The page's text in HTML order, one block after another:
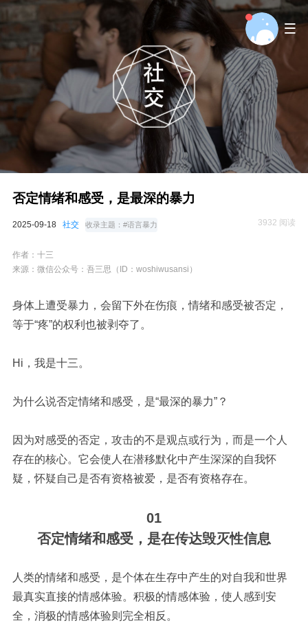
否定情绪和感受，是最深的暴力
2025-09-18 社交 收录主题： #语言暴力 3932 阅读
作者： 十三
来源：微信公众号： 吾三思（ID：woshiwusansi）
身体上遭受暴力，会留下外在伤痕，情绪和感受被否定，
等于“疼”的权利也被剥夺了。
Hi ，我是十三。
为什么说否定情绪和感受，是“最深的暴力”？
因为对感受的否定，攻击的不是观点或行为，而是一个人
存在的核心。它会使人在潜移默化中产生深深的自我怀
疑，怀疑自己是否有资格被爱，是否有资格存在。
01
否定情绪和感受，是在传达毁灭性信息
人类的情绪和感受，是个体在生存中产生的对自我和世界
最真实直接的情感体验。积极的情感体验，使人感到安
全，消极的情感体验则完全相反。